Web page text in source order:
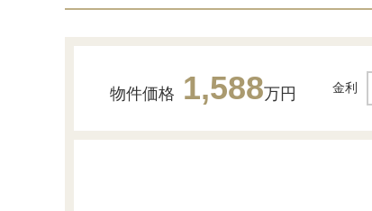
物件価格 1,588万円 金利